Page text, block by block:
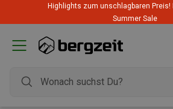
Highlights zum unschlagbaren Preis!
Summer Sale